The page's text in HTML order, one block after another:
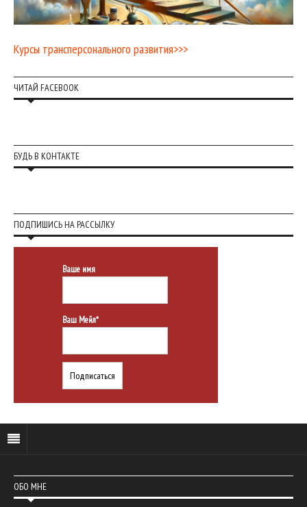
Курсы трансперсонального развития>>>
ЧИТАЙ FACEBOOK
БУДЬ В КОНТАКТЕ
ПОДПИШИСЬ НА РАССЫЛКУ
Ваше имя
Ваш Мейл*
ОБО МНЕ